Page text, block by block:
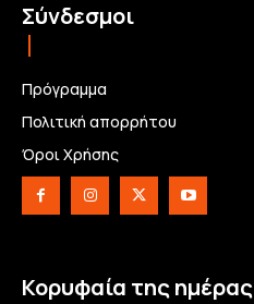
Σύνδεσμοι
Πρόγραμμα
Πολιτική απορρήτου
Όροι Χρήσης
Κορυφαία της ημέρας